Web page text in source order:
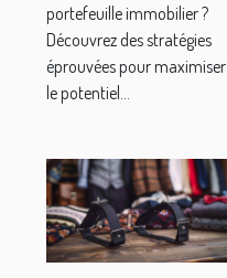
portefeuille immobilier ?
Découvrez des stratégies
éprouvées pour maximiser
le potentiel...